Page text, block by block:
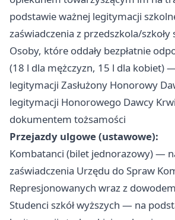
podstawie ważnej legitymacji
zaświadczenia z przedszkola/szkoły
Osoby, które oddały bezpłatnie
(18 l dla mężczyzn, 15 l dla kobiet)
legitymacji Zasłużony Honorowy
legitymacji Honorowego Dawcy
dokumentem tożsamości
Przejazdy ulgowe (ustawowe):
Kombatanci (bilet jednorazowy) —
zaświadczenia Urzędu do Spraw
Represjonowanych wraz z
Studenci szkół wyższych — na